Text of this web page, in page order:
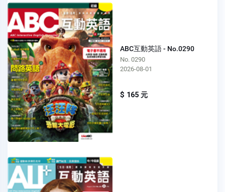
ABC互動英語 - No.0290
No. 0290
2026-08-01
$ 165 元